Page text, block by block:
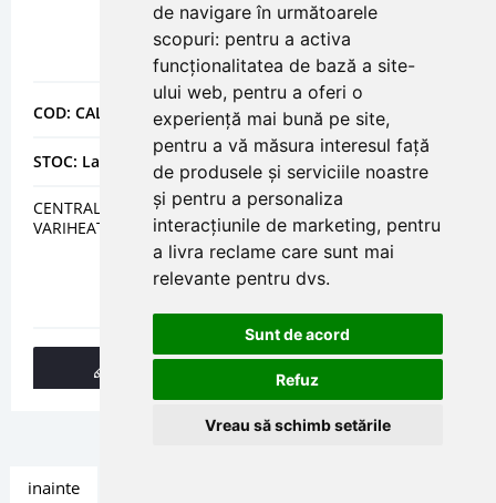
de navigare în următoarele
scopuri: pentru a activa
funcționalitatea de bază a site-
ului web, pentru a oferi o
experiență mai bună pe site,
pentru a vă măsura interesul față
de produsele și serviciile noastre
și pentru a personaliza
interacțiunile de marketing, pentru
a livra reclame care sunt mai
relevante pentru dvs.
Sunt de acord
Refuz
Vreau să schimb setările
COD: CALAA600AXF
STOC: La comanda
CENTRALA DE DEZUMIDIFICARE PENTRU PISCINE
VARIHEAT - AA 600 AXF
inainte